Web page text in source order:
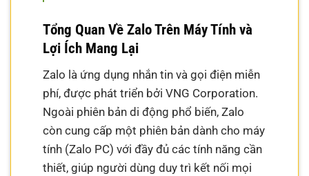
Tổng Quan Về Zalo Trên Máy Tính và
Lợi Ích Mang Lại
Zalo là ứng dụng nhắn tin và gọi điện miễn
phí, được phát triển bởi VNG Corporation.
Ngoài phiên bản di động phổ biến, Zalo
còn cung cấp một phiên bản dành cho máy
tính (Zalo PC) với đầy đủ các tính năng cần
thiết, giúp người dùng duy trì kết nối mọi